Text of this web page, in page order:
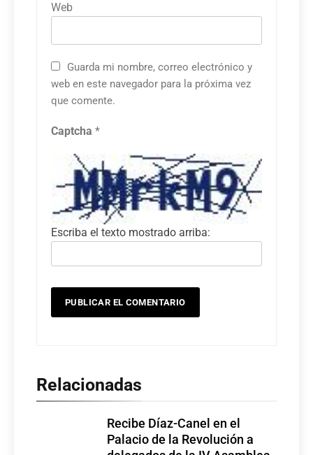
Web
Guarda mi nombre, correo electrónico y
web en este navegador para la próxima vez
que comente.
Captcha *
Escriba el texto mostrado arriba:
Relacionadas
Recibe Díaz-Canel en el
Palacio de la Revolución a